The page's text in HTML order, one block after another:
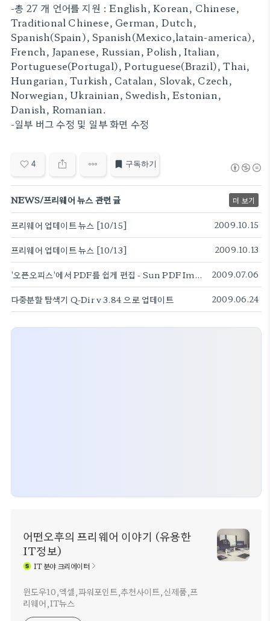
-총 27 개 언어를 지원 : English, Korean, Chinese,
Traditional Chinese, German, Dutch,
Spanish(Spain), Spanish(Mexico,latain-america),
French, Japanese, Russian, Polish, Italian,
Portuguese(Portugal), Portuguese(Brazil), Thai,
Hungarian, Turkish, Catalan, Slovak, Czech,
Norwegian, Ukrainian, Swedish, Estonian,
Danish, Romanian.
-일부 버그 수정 및 일부 화면 수정
4 구독하기
NEWS/프리웨어 뉴스 관련 글 더 보기
프리웨어 업데이트 뉴스 [10/15] 2009.10.15
프리웨어 업데이트 뉴스 [10/13] 2009.10.13
'오픈오피스'에서 PDF를 쉽게 편집 - Sun PDF Import Extension 2009.07.06
다중분할 탐색기 Q-Dir v 3.84 으로 업데이트 2009.06.24
어떤오후의 프리웨어 이야기 (유용한
IT정보)
IT분야 크리에이터
윈도우10,엑셀,파워포인트,추천사이트,신제품,프
리웨어,IT뉴스